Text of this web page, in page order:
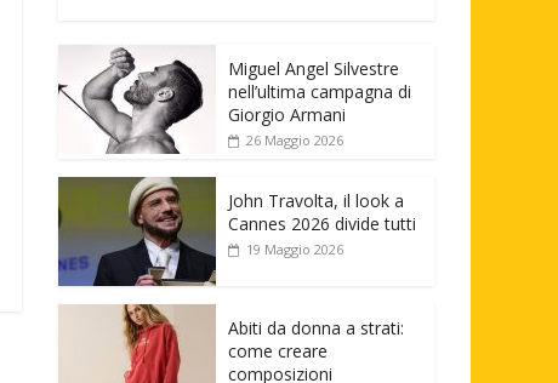
Miguel Angel Silvestre
nell’ultima campagna di
Giorgio Armani
26 Maggio 2026
John Travolta, il look a
Cannes 2026 divide tutti
19 Maggio 2026
Abiti da donna a strati:
come creare
composizioni